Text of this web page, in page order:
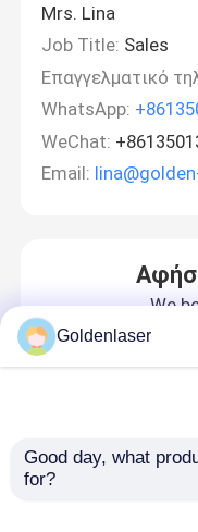
Προϊόντα
Mrs. Lina
Job Title: Sales
Επαγγελματικό
WhatsApp:
WeChat:
Email:
We
Goldenlaser
Good day, what
for?